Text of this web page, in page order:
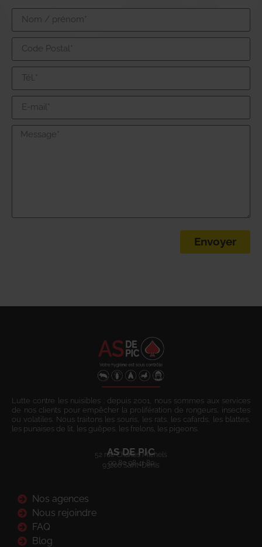
Envoyer
Lutte contre les nuisibles : depuis 2001, nous sommes aux services
de nos clients pour empêcher la prolifération de rongeurs, insectes
ou volatiles. Nous traitons les souris, les rats, les cafards, les blattes,
les punaises de lit, les guêpes, les frelons, les pigeons.
AS DE PIC
52 rue Charles Michels
93200 Saint-Denis
09 80 08 41 80
Nos agences
Nous rejoindre
FAQ
Blog